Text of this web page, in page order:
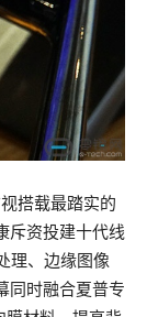
搭载最踏实的
斥资投建十代线
理、边缘图像
同时融合夏普专